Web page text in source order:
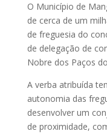
O Município de
de cerca de um
de freguesia do
de delegação de
Nobre dos Paços
A verba atribuída
autonomia das
desenvolver um
de proximidade,